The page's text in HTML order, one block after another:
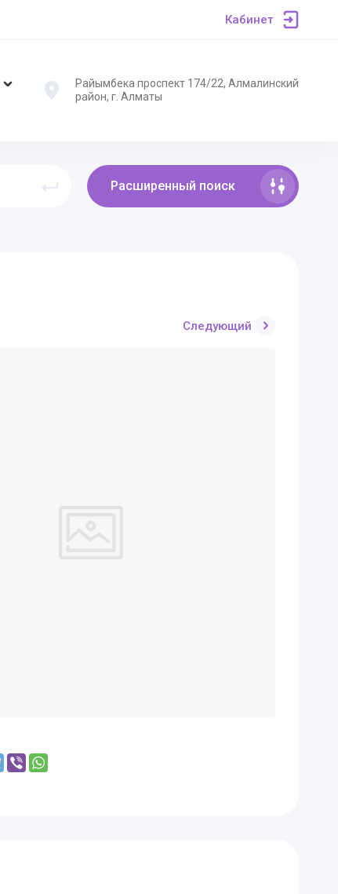
Кабинет
Райымбека проспект 174/22, Алмалинский
район, г. Алматы
Расширенный поиск
Следующий